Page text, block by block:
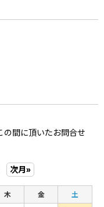
の間に頂いたお問合せ
次月»
木 金 土